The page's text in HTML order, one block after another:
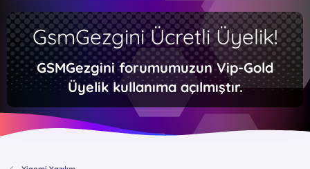
GsmGezgini Ücretli Üyelik!
GSMGezgini forumumuzun Vip-Gold
Üyelik kullanıma açılmıştır.